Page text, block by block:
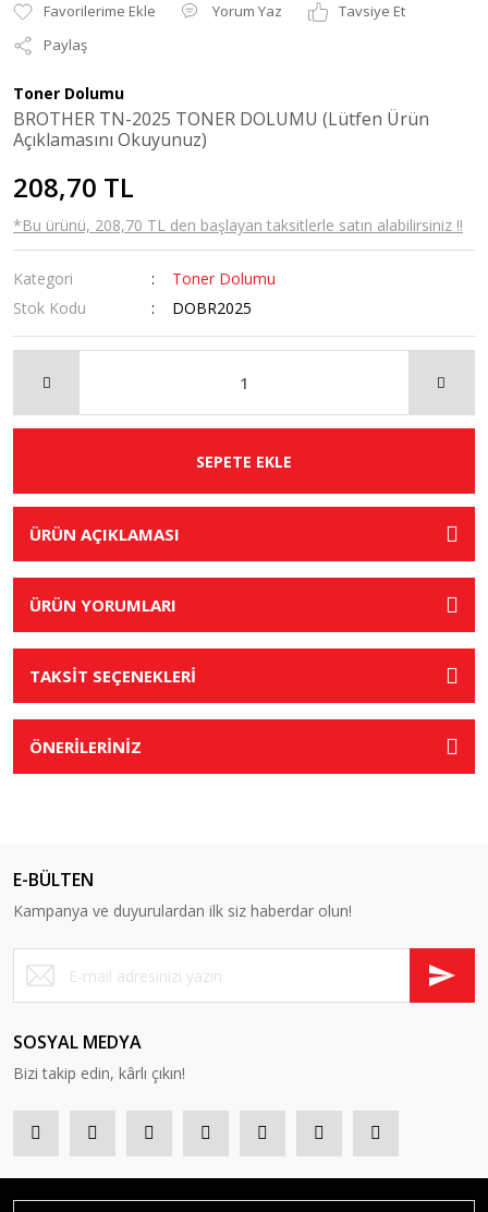
Yorum Yaz
Tavsiye Et
Paylaş
Toner Dolumu
BROTHER TN-2025 TONER DOLUMU (Lütfen Ürün
Açıklamasını Okuyunuz)
208,70 TL
*Bu ürünü, 208,70 TL den başlayan taksitlerle satın alabilirsiniz !!
Kategori
Toner Dolumu
Stok Kodu
DOBR2025
SEPETE EKLE
ÜRÜN AÇIKLAMASI
ÜRÜN YORUMLARI
TAKSİT SEÇENEKLERİ
ÖNERİLERİNİZ
E-BÜLTEN
Kampanya ve duyurulardan ilk siz haberdar olun!
SOSYAL MEDYA
Bizi takip edin, kârlı çıkın!